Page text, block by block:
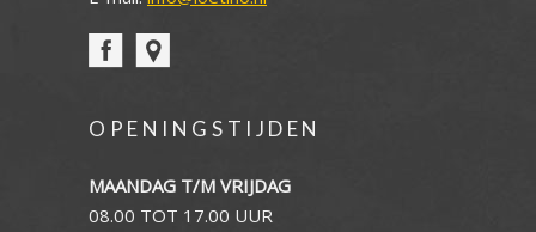
OPENINGSTIJDEN
MAANDAG T/M VRIJDAG
08.00 TOT 17.00 UUR